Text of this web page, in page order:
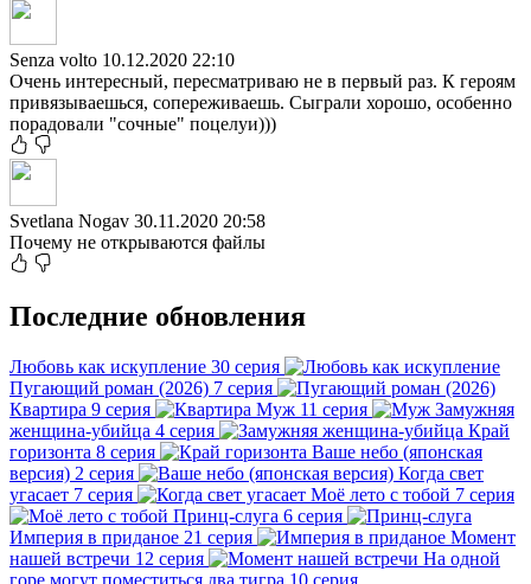
Senza volto 10.12.2020 22:10
Очень интересный, пересматриваю не в первый раз. К героям
привязываешься, сопереживаешь. Сыграли хорошо, особенно
порадовали "сочные" поцелуи)))
Svetlana Nogav 30.11.2020 20:58
Почему не открываются файлы
Последние обновления
Любовь как искупление 30 серия
Пугающий роман (2026) 7 серия
Квартира 9 серия Муж 11 серия
Замужняя
женщина-убийца 4 серия
Край
горизонта 8 серия
Ваше небо (японская
версия) 2 серия
Когда свет
угасает 7 серия Моё лето с тобой 7 серия
Принц-слуга 6 серия
Империя в приданое 21 серия
Момент
нашей встречи 12 серия
На одной
горе могут поместиться два тигра 10 серия